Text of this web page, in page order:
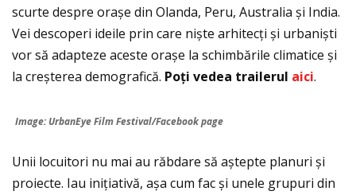
scurte despre orașe din Olanda, Peru, Australia și India.
Vei descoperi ideile prin care niște arhitecți și urbaniști
vor să adapteze aceste orașe la schimbările climatice și
la creșterea demografică. Poţi vedea trailerul aici.
Image: UrbanEye Film Festival/Facebook page
Unii locuitori nu mai au răbdare să aștepte planuri și
proiecte. Iau inițiativă, așa cum fac și unele grupuri din